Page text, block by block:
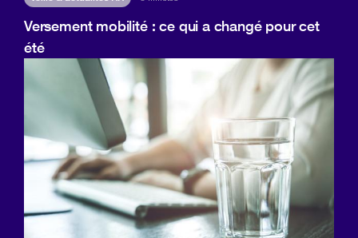
Versement mobilité : ce qui a changé pour cet
été